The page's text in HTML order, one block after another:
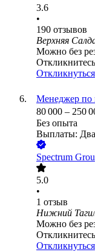
3.6
•
190 отзывов
Верхняя
Можно без
Откликнуться
Менеджер по
80 000 – 250
Без опыта
Выплаты: Два
Spectrum
5.0
•
1 отзыв
Нижний
Можно без
Откликнуться